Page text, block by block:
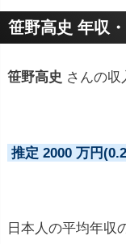
プロフィール
笹野高史 年収
笹野高史 さんの収
推定 2000 万円
日本人の平均年収